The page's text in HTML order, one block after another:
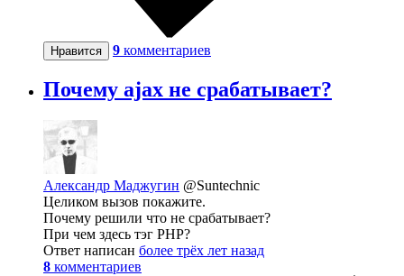
Нравится 9 комментариев
Почему ajax не срабатывает?
Александр Маджугин @Suntechnic
Целиком вызов покажите.
Почему решили что не срабатывает?
При чем здесь тэг PHP?
Ответ написан более трёх лет назад
8 комментариев